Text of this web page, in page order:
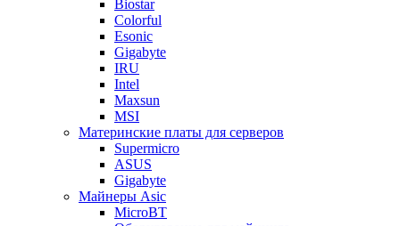
Biostar
Colorful
Esonic
Gigabyte
IRU
Intel
Maxsun
MSI
Материнские платы для серверов
Supermicro
ASUS
Gigabyte
Майнеры Asic
MicroBT